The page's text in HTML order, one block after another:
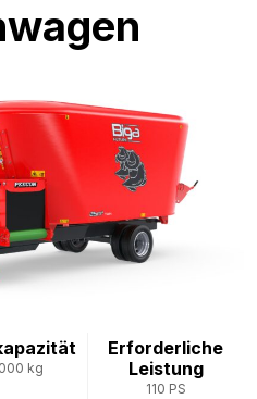
kg
Erforderliche
Leistung
110 PS